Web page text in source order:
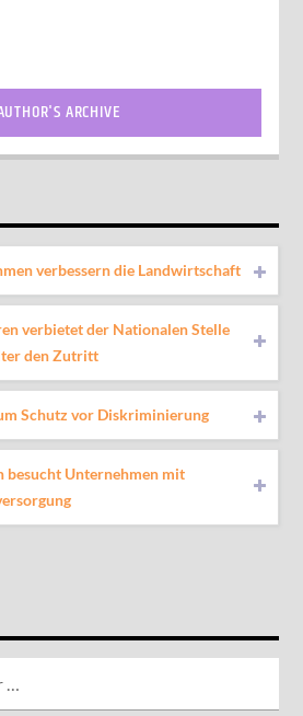
ARCHIVE
verbessern die Landwirtschaft
verbietet der Nationalen Stelle
den Zutritt
Schutz vor Diskriminierung
Unternehmen mit